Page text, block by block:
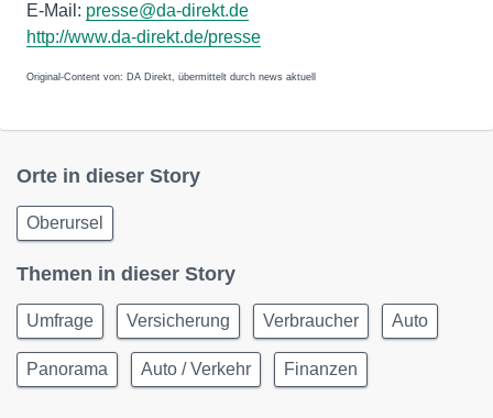
E-Mail: presse@da-direkt.de
http://www.da-direkt.de/presse
Original-Content von: DA Direkt, übermittelt durch news aktuell
Orte in dieser Story
Oberursel
Themen in dieser Story
Umfrage Versicherung Verbraucher Auto
Panorama Auto / Verkehr Finanzen